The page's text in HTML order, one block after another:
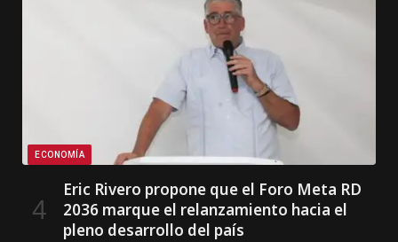
ECONOMÍA
Eric Rivero propone que el Foro Meta RD
2036 marque el relanzamiento hacia el
pleno desarrollo del país